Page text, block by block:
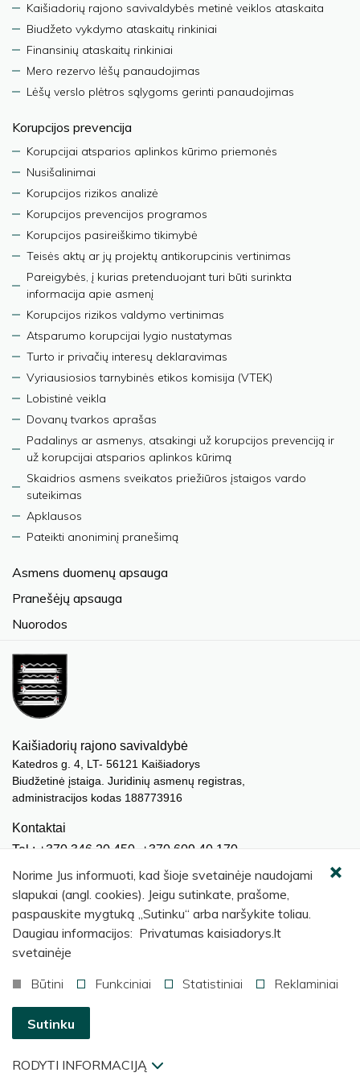
Kaišiadorių rajono savivaldybės metinė veiklos ataskaita
Biudžeto vykdymo ataskaitų rinkiniai
Finansinių ataskaitų rinkiniai
Mero rezervo lėšų panaudojimas
Lėšų verslo plėtros sąlygoms gerinti panaudojimas
Korupcijos prevencija
Korupcijai atsparios aplinkos kūrimo priemonės
Nusišalinimai
Korupcijos rizikos analizė
Korupcijos prevencijos programos
Korupcijos pasireiškimo tikimybė
Teisės aktų ar jų projektų antikorupcinis vertinimas
Pareigybės, į kurias pretenduojant turi būti surinkta
informacija apie asmenį
Korupcijos rizikos valdymo vertinimas
Atsparumo korupcijai lygio nustatymas
Turto ir privačių interesų deklaravimas
Vyriausiosios tarnybinės etikos komisija (VTEK)
Lobistinė veikla
Dovanų tvarkos aprašas
Padalinys ar asmenys, atsakingi už korupcijos prevenciją ir
už korupcijai atsparios aplinkos kūrimą
Skaidrios asmens sveikatos priežiūros įstaigos vardo
suteikimas
Apklausos
Pateikti anoniminį pranešimą
Asmens duomenų apsauga
Pranešėjų apsauga
Nuorodos
Kaišiadorių rajono savivaldybė
Katedros g. 4, LT- 56121 Kaišiadorys
Biudžetinė įstaiga. Juridinių asmenų registras,
administracijos kodas 188773916
Kontaktai
Tel.: +370 346 20 450, +370 609 40 170
El. paštas.: meras@kaisiadorys.lt
dokumentai@kaisiadorys.lt
Naujienų prenumerata
© 2026 Kaišiadorių rajono savivaldybė
Norime Jus informuoti, kad šioje svetainėje naudojami
slapukai (angl. cookies). Jeigu sutinkate, prašome,
paspauskite mygtuką „Sutinku“ arba naršykite toliau.
Daugiau informacijos: Privatumas kaisiadorys.lt
svetainėje
Būtini
Funkciniai Statistiniai Reklaminiai
Sutinku
RODYTI INFORMACIJĄ